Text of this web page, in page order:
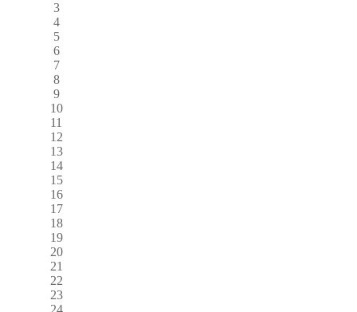
3
4
5
6
7
8
9
10
11
12
13
14
15
16
17
18
19
20
21
22
23
24